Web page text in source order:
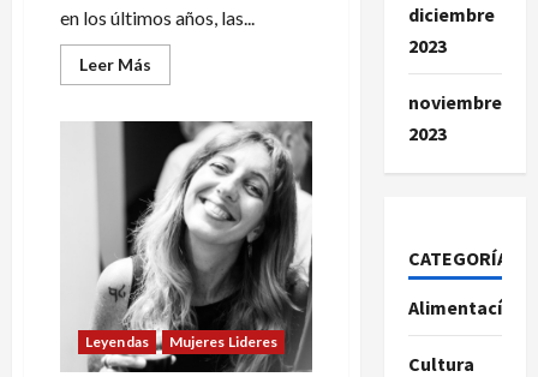
en los últimos años, las...
Leer Más
más
Maria
Fernanda
Monteforte:»
Las
mujeres
tienen
un
papel
clave
en
la
transformación
del
sector
minero»
Leyendas Mujeres Lideres
diciembre
2023
noviembre
2023
CATEGORÍAS
Alimentacíon
Cultura